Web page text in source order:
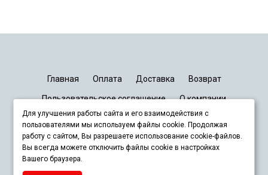
Главная Оплата Доставка Возврат
Пользовательское соглашение О компании
График работы Киев Днепр Запорожье
+380678833929
Для улучшения работы сайта и его взаимодействия с
пользователями мы используем файлы cookie. Продолжая
работу с сайтом, Вы разрешаете использование cookie-файлов.
Вы всегда можете отключить файлы cookie в настройках
Вашего браузера.